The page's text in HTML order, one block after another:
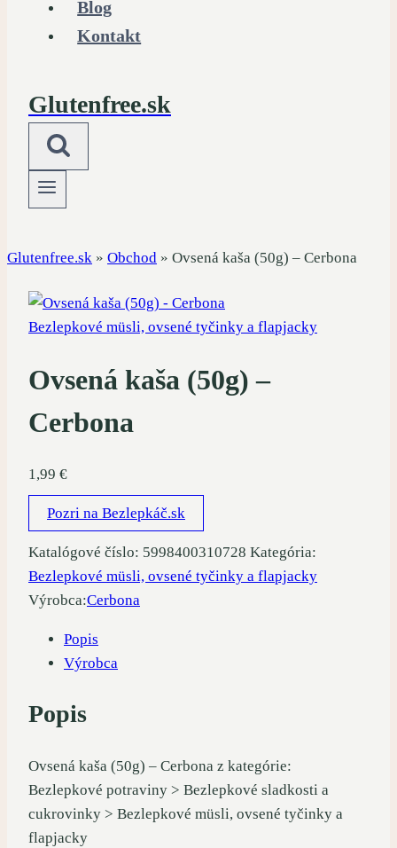
Blog
Kontakt
Glutenfree.sk
Glutenfree.sk » Obchod » Ovsená kaša (50g) – Cerbona
Bezlepkové müsli, ovsené tyčinky a flapjacky
Ovsená kaša (50g) –
Cerbona
1,99 €
Pozri na Bezlepkáč.sk
Katalógové číslo: 5998400310728 Kategória:
Bezlepkové müsli, ovsené tyčinky a flapjacky
Výrobca:Cerbona
Popis
Výrobca
Popis
Ovsená kaša (50g) – Cerbona z kategórie:
Bezlepkové potraviny > Bezlepkové sladkosti a
cukrovinky > Bezlepkové müsli, ovsené tyčinky a
flapjacky